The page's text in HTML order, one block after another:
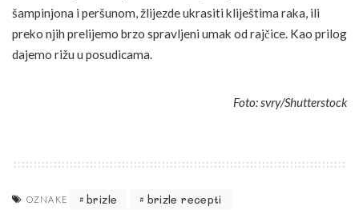
šampinjona i peršunom, žlijezde ukrasiti kliještima raka, ili
preko njih prelijemo brzo spravljeni umak od rajčice. Kao prilog
dajemo rižu u posudicama.
Foto: svry/Shutterstock
OZNAKE brizle brizle recepti